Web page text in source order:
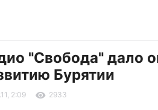
"Свобода" дало
Бурятии
2:09 2933